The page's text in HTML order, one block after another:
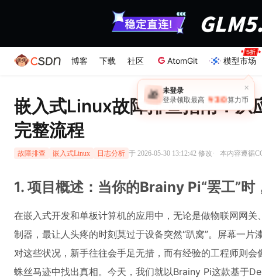
博客 下载 社区 AtomGit 模型市场
嵌入式Linux故障排查指南：从
完整流程
故障排查 嵌入式Linux 日志分析 于 2026-05-30 13:12:42 修改· 本内容遵循
1. 项目概述：当你的Brainy Pi“罢工”
在嵌入式开发和单板计算机的应用中，无论是做物联网网
制器，最让人头疼的时刻莫过于设备突然“趴窝”。屏幕一
对这些状况，新手往往会手足无措，而有经验的工程师则
蛛丝马迹中找出真相。今天，我们就以Brainy Pi这款基于